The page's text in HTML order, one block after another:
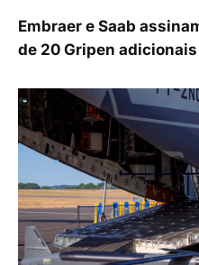
Embraer e Saab
de 20 Gripen